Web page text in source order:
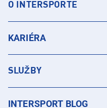
O INTERSPORTE
KARIÉRA
SLUŽBY
INTERSPORT BLOG